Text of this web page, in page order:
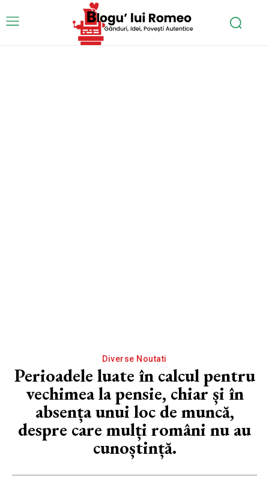
Diverse Noutati
Perioadele luate în calcul pentru
vechimea la pensie, chiar și în
absența unui loc de muncă,
despre care mulți români nu au
cunoștință.